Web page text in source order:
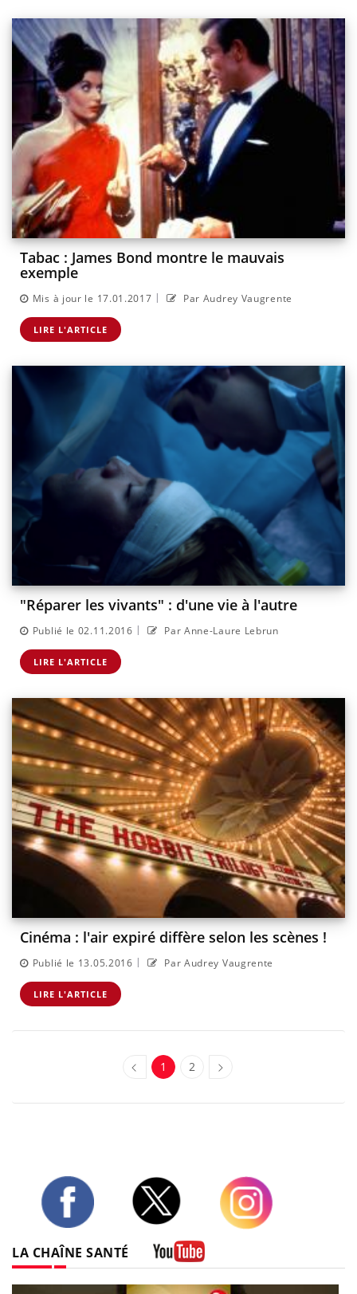
Tabac : James Bond montre le mauvais
exemple
Mis à jour le 17.01.2017 | Par Audrey Vaugrente
LIRE L'ARTICLE
"Réparer les vivants" : d'une vie à l'autre
Publié le 02.11.2016 | Par Anne-Laure Lebrun
LIRE L'ARTICLE
Cinéma : l'air expiré diffère selon les scènes !
Publié le 13.05.2016 | Par Audrey Vaugrente
LIRE L'ARTICLE
1 2
LA CHAÎNE SANTÉ